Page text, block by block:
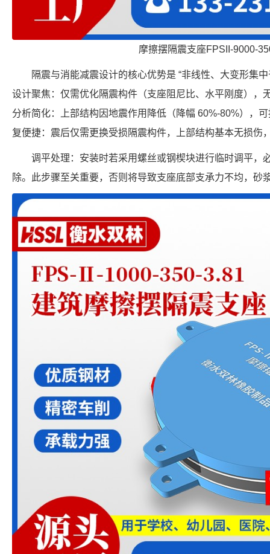
摩擦摆隔震支座FPSII-9000-
隔震与消能减震设计的核心优势是 “非线性、大变形集
设计聚焦：仅需优化隔震构件（支座阻尼比、水平刚度），
分析简化：上部结构因地震作用降低（降幅 60%-80%），
复便捷：震后仅需更换受损隔震构件，上部结构基本无损伤
调平处理：安装时若采用螺丝或钢楔块进行临时调平，
除。此步骤至关重要，否则将导致支座底部支承力不均，砂